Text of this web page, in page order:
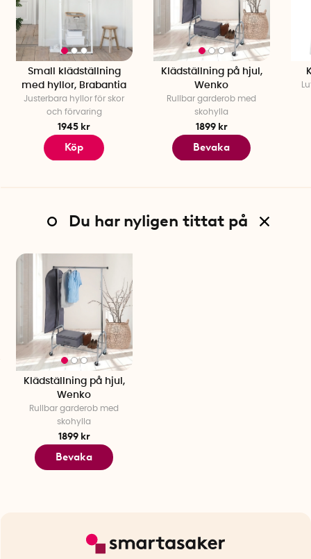
Specifikationer
Mått: 121 x 52 x 185 cm (B x D x H)
Material: Förkromad metall och polypropen
Lastkapacitet: 100 kg
Färg: Krom/silver
Antal hjul: 4 st svängbara
Small klädställning
med hyllor, Brabantia
Justerbara hyllor för skor
och förvaring
1945 kr
Köp
Klädställning på hjul,
Wenko
Rullbar garderob med
skohylla
1899 kr
Bevaka
Du har nyligen tittat på
Klädställning på hjul,
Wenko
Rullbar garderob med
skohylla
1899 kr
Bevaka